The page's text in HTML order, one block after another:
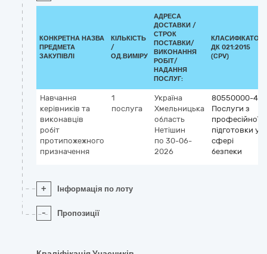
КОНКРЕТНА НАЗВА
ПРЕДМЕТА
ЗАКУПІВЛІ
КІЛЬКІСТЬ
/
ОД.ВИМІРУ
АДРЕСА
ДОСТАВКИ /
СТРОК
ПОСТАВКИ/
ВИКОНАННЯ
РОБІТ/
НАДАННЯ
ПОСЛУГ:
КЛАСИФІКАТОР
ДК 021:2015
(CPV)
Навчання
керівників та
виконавців
робіт
протипожежного
призначення
1
послуга
Україна
Хмельницька
область
Нетішин
по 30-06-
2026
80550000-4
Послуги з
професійної
підготовки у
сфері
безпеки
+ Інформація по лоту
- Пропозиції